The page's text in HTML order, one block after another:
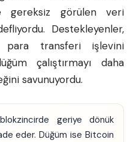
gereksiz görülen veri
Destekleyenler,
transferi işlevini
çalıştırmayı daha
savunuyordu.
geriye dönük
eder. Düğüm ise Bitcoin